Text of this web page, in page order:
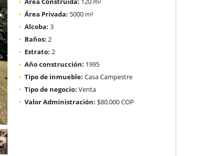
Área Privada: 5000 m²
Alcoba: 3
Baños: 2
Estrato: 2
Año construcción: 1995
Tipo de inmueble: Casa Campestre
Tipo de negocio: Venta
Valor Administración: $80.000 COP